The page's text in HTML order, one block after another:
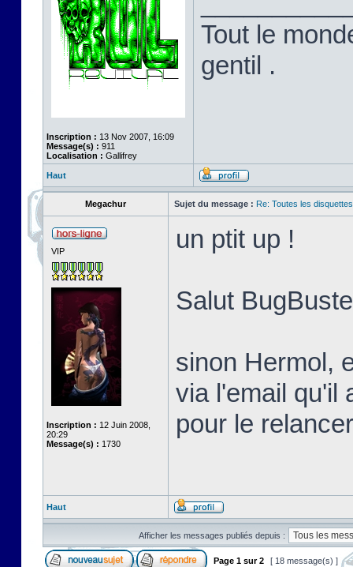
Inscription : 13 Nov 2007, 16:09
Message(s) : 911
Localisation : Gallifrey
Tout le
gentil .
Haut
Megachur Sujet du message : Re: Toutes les
VIP
Inscription : 12 Juin 2008,
20:29
Message(s) : 1730
un ptit up !
Salut
sinon Hermol,
via l'email qu'il
pour le
Haut
Afficher les messages publiés depuis :
Page 1 sur2 [ 18 message(s) ]